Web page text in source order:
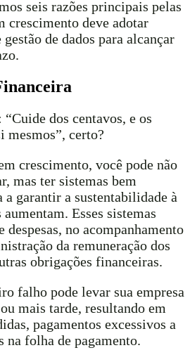
seis razões principais pelas
crescimento deve adotar
de dados para alcançar
dos centavos, e os
mesmos”, certo?
crescimento, você pode não
mas ter sistemas bem
garantir a sustentabilidade à
Esses sistemas
despesas, no acompanhamento
da remuneração dos
obrigações financeiras.
falho pode levar sua empresa
mais tarde, resultando em
pagamentos excessivos a
na folha de pagamento.